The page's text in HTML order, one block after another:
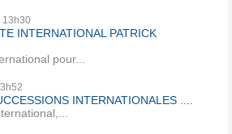
13h30
INTERNATIONAL PATRICK
pour...
INTERNATIONALES ....